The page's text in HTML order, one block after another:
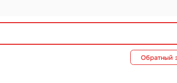
Обратный